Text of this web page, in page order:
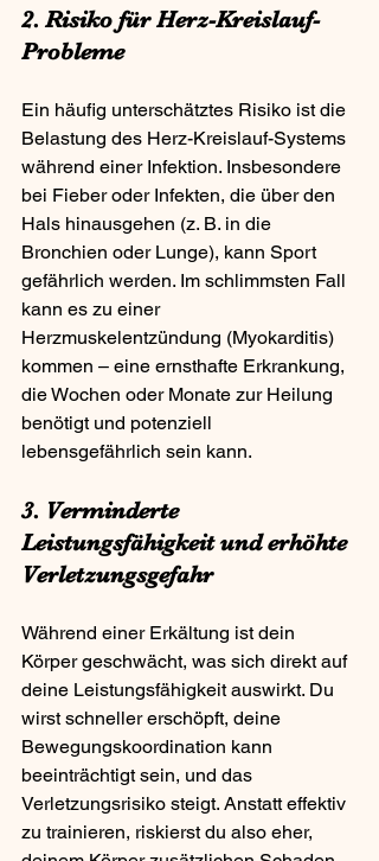
2. Risiko für Herz-Kreislauf-
Probleme
Ein häufig unterschätztes Risiko ist die
Belastung des Herz-Kreislauf-Systems
während einer Infektion. Insbesondere
bei Fieber oder Infekten, die über den
Hals hinausgehen (z. B. in die
Bronchien oder Lunge), kann Sport
gefährlich werden. Im schlimmsten Fall
kann es zu einer
Herzmuskelentzündung (Myokarditis)
kommen – eine ernsthafte Erkrankung,
die Wochen oder Monate zur Heilung
benötigt und potenziell
lebensgefährlich sein kann.
3. Verminderte
Leistungsfähigkeit und erhöhte
Verletzungsgefahr
Während einer Erkältung ist dein
Körper geschwächt, was sich direkt auf
deine Leistungsfähigkeit auswirkt. Du
wirst schneller erschöpft, deine
Bewegungskoordination kann
beeinträchtigt sein, und das
Verletzungsrisiko steigt. Anstatt effektiv
zu trainieren, riskierst du also eher,